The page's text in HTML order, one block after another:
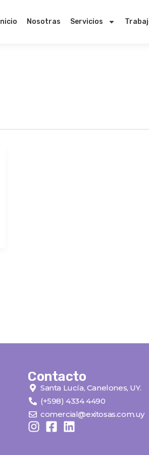
Inicio Nosotras Servicios
Contacto
Santa Lucía, Canelones, UY.
(+598) 4334 4490
comercial@exitosas.com.uy